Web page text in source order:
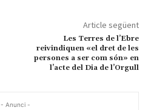
Article següent
Les Terres de l’Ebre
reivindiquen «el dret de les
persones a ser com són» en
l’acte del Dia de l’Orgull
- Anunci -